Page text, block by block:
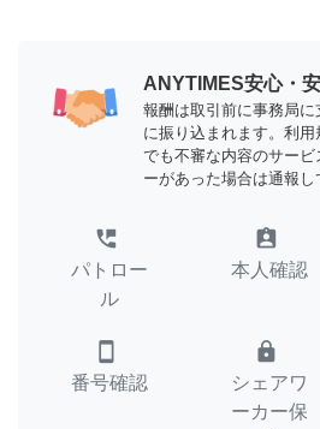
ANYTIMES安心・
報酬は取引前に事務局
に振り込まれます。利
でも不審な内容のサー
ーがあった場合は通報し
perm_phone_msg
パトロー
ル
assignment_ind
本人確認
smartphone
番号確認
lock
シェアワ
ーカー保